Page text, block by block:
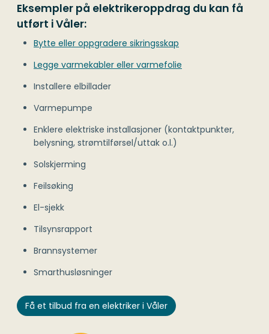
Eksempler på elektrikeroppdrag du kan få
utført i Våler:
Bytte eller oppgradere sikringsskap
Legge varmekabler eller varmefolie
Installere elbillader
Varmepumpe
Enklere elektriske installasjoner (kontaktpunkter,
belysning, strømtilførsel/uttak o.l.)
Solskjerming
Feilsøking
El-sjekk
Tilsynsrapport
Brannsystemer
Smarthusløsninger
Få et tilbud fra en elektriker i Våler